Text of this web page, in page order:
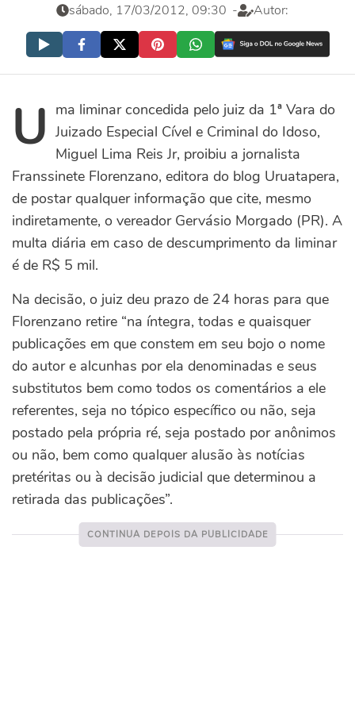
sábado, 17/03/2012, 09:30 - Autor:
Uma liminar concedida pelo juiz da 1ª Vara do
Juizado Especial Cível e Criminal do Idoso,
Miguel Lima Reis Jr, proibiu a jornalista
Franssinete Florenzano, editora do blog Uruatapera,
de postar qualquer informação que cite, mesmo
indiretamente, o vereador Gervásio Morgado (PR). A
multa diária em caso de descumprimento da liminar
é de R$ 5 mil.
Na decisão, o juiz deu prazo de 24 horas para que
Florenzano retire “na íntegra, todas e quaisquer
publicações em que constem em seu bojo o nome
do autor e alcunhas por ela denominadas e seus
substitutos bem como todos os comentários a ele
referentes, seja no tópico específico ou não, seja
postado pela própria ré, seja postado por anônimos
ou não, bem como qualquer alusão às notícias
pretéritas ou à decisão judicial que determinou a
retirada das publicações”.